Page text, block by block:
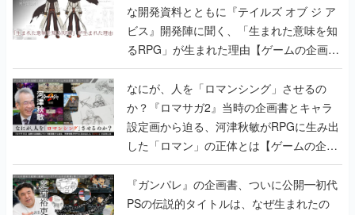
な開発資料とともに『テイルズ オブ ジ ア
ビス』開発陣に聞く、「生まれた意味を知
るRPG」が生まれた理由【ゲームの企画
書】
なにが、人を「ロマンシング」させるの
か？『ロマサガ2』当時の企画書とキャラ
設定画から迫る、河津秋敏がRPGに生み出
した「ロマン」の正体とは【ゲームの企画
書】
『ガンパレ』の企画書、ついに公開━初代
PSの伝説的タイトルは、なぜ生まれたの